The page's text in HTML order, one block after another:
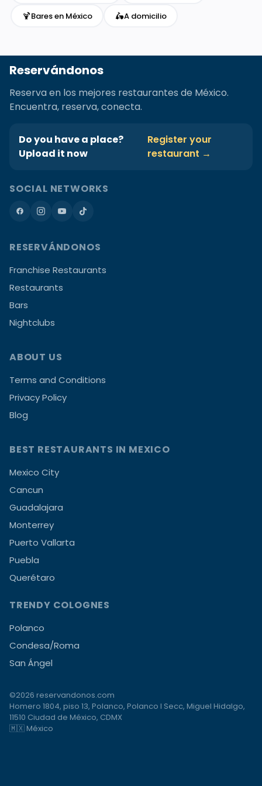
🍹Bares en México 🛵A domicilio
Reservándonos
Reserva en los mejores restaurantes de México.
Encuentra, reserva, conecta.
Do you have a place?
Upload it now
Register your
restaurant →
SOCIAL NETWORKS
RESERVÁNDONOS
Franchise Restaurants
Restaurants
Bars
Nightclubs
ABOUT US
Terms and Conditions
Privacy Policy
Blog
BEST RESTAURANTS IN MEXICO
Mexico City
Cancun
Guadalajara
Monterrey
Puerto Vallarta
Puebla
Querétaro
TRENDY COLOGNES
Polanco
Condesa/Roma
San Ángel
©2026 reservandonos.com
Homero 1804, piso 13, Polanco, Polanco I Secc, Miguel Hidalgo,
11510 Ciudad de México, CDMX
🇲🇽 México